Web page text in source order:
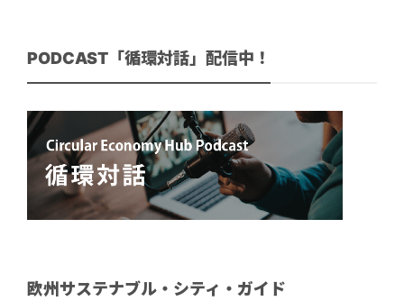
PODCAST「循環対話」配信中！
欧州サステナブル・シティ・ガイド